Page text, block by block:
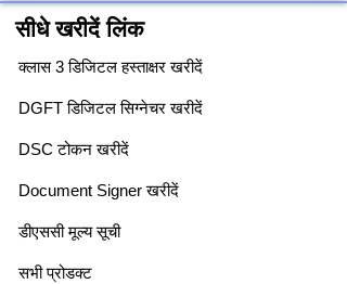
सीधे खरीदें लिंक
क्लास 3 डिजिटल हस्ताक्षर खरीदें
DGFT डिजिटल सिग्नेचर खरीदें
DSC टोकन खरीदें
Document Signer खरीदें
डीएससी मूल्य सूची
सभी प्रोडक्ट